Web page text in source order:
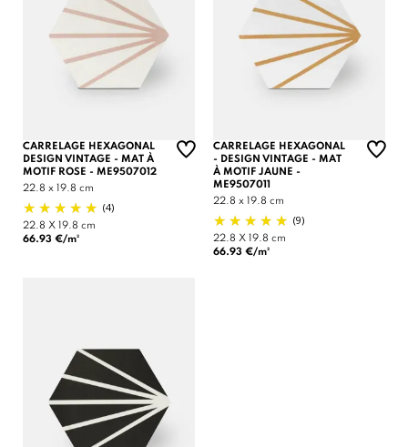
CARRELAGE HEXAGONAL
DESIGN VINTAGE - MAT À
MOTIF ROSE - ME9507012
22.8 x 19.8 cm
(4)
22.8 X 19.8 cm
66.93 €/m²
CARRELAGE HEXAGONAL
- DESIGN VINTAGE - MAT
À MOTIF JAUNE -
ME9507011
22.8 x 19.8 cm
(9)
22.8 X 19.8 cm
66.93 €/m²